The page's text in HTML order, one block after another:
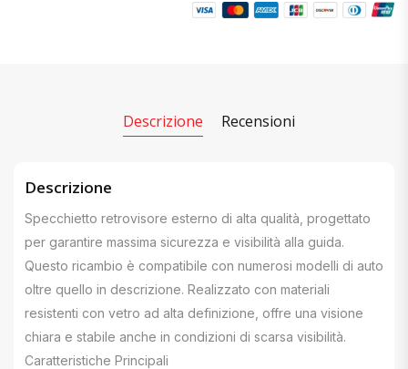
Descrizione Recensioni
Descrizione
Specchietto retrovisore esterno di alta qualità, progettato
per garantire massima sicurezza e visibilità alla guida.
Questo ricambio è compatibile con numerosi modelli di auto
oltre quello in descrizione. Realizzato con materiali
resistenti con vetro ad alta definizione, offre una visione
chiara e stabile anche in condizioni di scarsa visibilità.
Caratteristiche Principali